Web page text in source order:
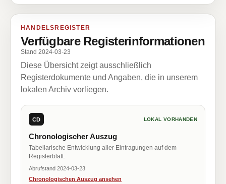
HANDELSREGISTER
Verfügbare Registerinformationen
Stand 2024-03-23
Diese Übersicht zeigt ausschließlich
Registerdokumente und Angaben, die in unserem
lokalen Archiv vorliegen.
CD LOKAL VORHANDEN
Chronologischer Auszug
Tabellarische Entwicklung aller Eintragungen auf dem
Registerblatt.
Abrufstand 2024-03-23
Chronologischen Auszug ansehen